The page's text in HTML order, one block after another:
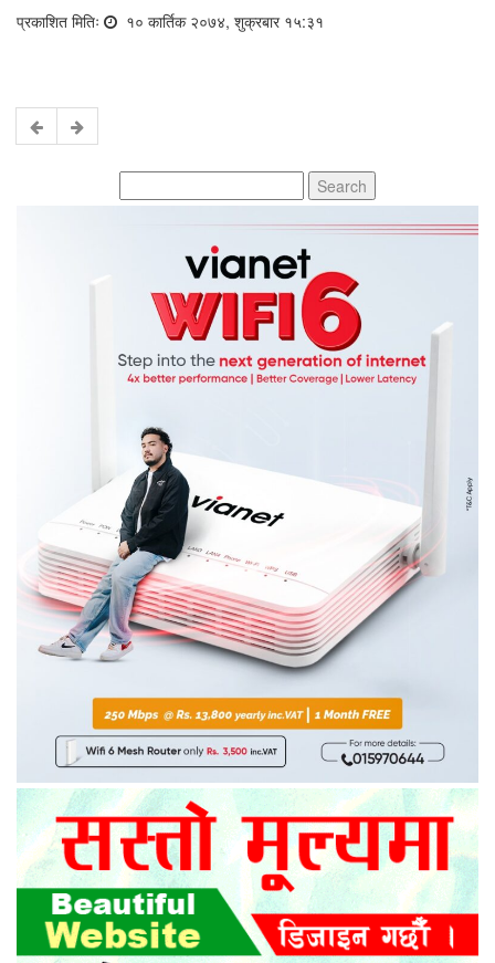
प्रकाशित मितिः १० कार्तिक २०७४, शुक्रबार १५:३१
for: